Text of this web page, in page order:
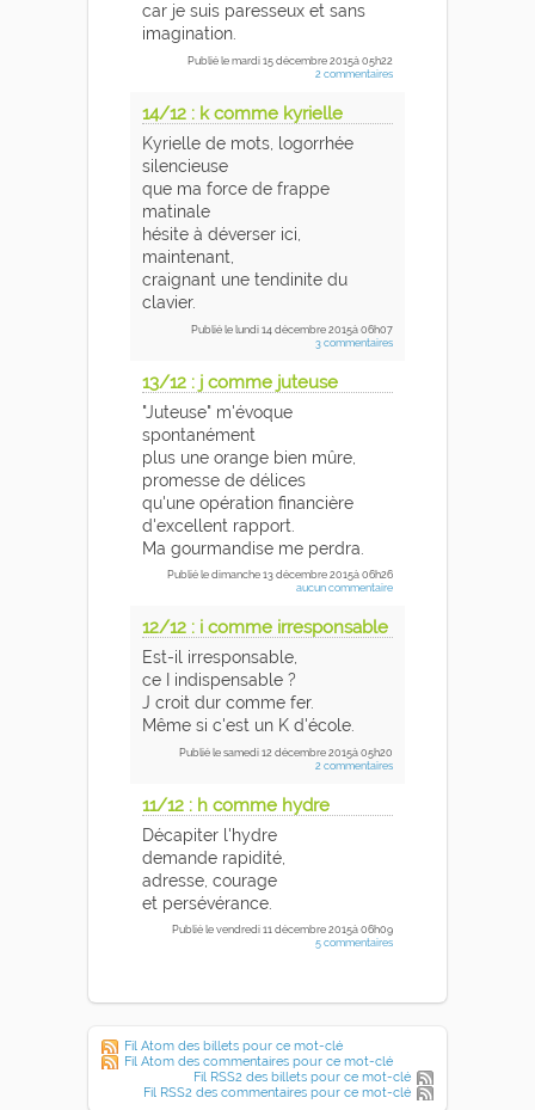
car je suis paresseux et sans
imagination.
Publiéle mardi 15 décembre 2015à 05h22
2 commentaires
14/12 : k comme kyrielle
Kyrielle de mots, logorrhée
silencieuse
que ma force de frappe
matinale
hésite à déverser ici,
maintenant,
craignant une tendinite du
clavier.
Publiéle lundi 14 décembre 2015à 06h07
3 commentaires
13/12 : j comme juteuse
"Juteuse" m'évoque
spontanément
plus une orange bien mûre,
promesse de délices
qu'une opération financière
d'excellent rapport.
Ma gourmandise me perdra.
Publiéle dimanche 13 décembre 2015à 06h26
aucun commentaire
12/12 : i comme irresponsable
Est-il irresponsable,
ce I indispensable ?
J croit dur comme fer.
Même si c'est un K d'école.
Publiéle samedi 12 décembre 2015à 05h20
2 commentaires
11/12 : h comme hydre
Décapiter l'hydre
demande rapidité,
adresse, courage
et persévérance.
Publiéle vendredi 11 décembre 2015à 06h09
5 commentaires
Fil Atom des billets pour ce mot-clé
Fil Atom des commentaires pour ce mot-clé
Fil RSS2 des billets pour ce mot-clé
Fil RSS2 des commentaires pour ce mot-clé